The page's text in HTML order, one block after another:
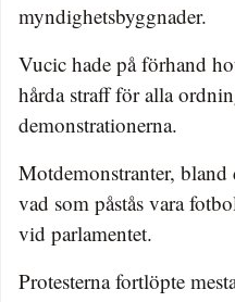
myndighetsbyggnader.
Vucic hade på förhand
hårda straff för alla
demonstrationerna.
Motdemonstranter,
vad som påstås vara
vid parlamentet.
Protesterna fortlöpte